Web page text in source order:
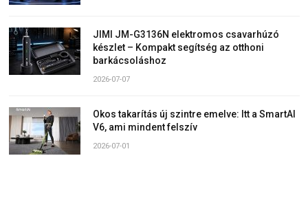
JIMI JM-G3136N elektromos csavarhúzó
készlet – Kompakt segítség az otthoni
barkácsoláshoz
2026-07-07
Okos takarítás új szintre emelve: Itt a SmartAI
V6, ami mindent felszív
2026-07-01